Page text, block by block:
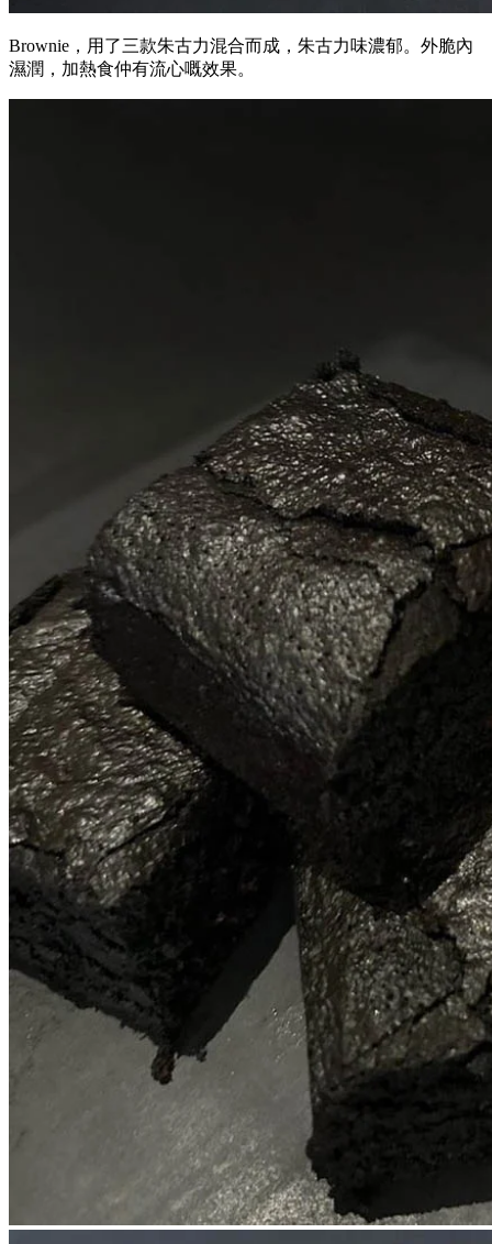
Brownie，用了三款朱古力混合而成，朱古力味濃郁。外脆內
濕潤，加熱食仲有流心嘅效果。